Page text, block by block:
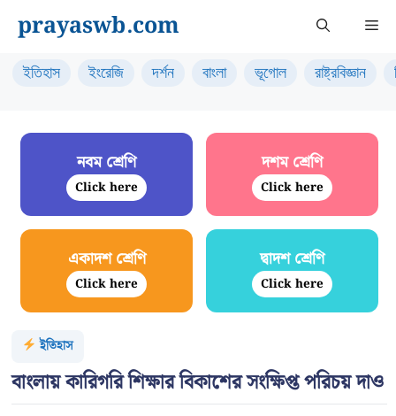
content
prayaswb.com
ইতিহাস ইংরেজি দর্শন বাংলা ভূগোল রাষ্ট্রবিজ্ঞান
নবম শ্রেণি
Click here
দশম শ্রেণি
Click here
একাদশ শ্রেণি
Click here
দ্বাদশ শ্রেণি
Click here
ইতিহাস
বাংলায় কারিগরি শিক্ষার বিকাশের সংক্ষিপ্ত পরিচয় দাও